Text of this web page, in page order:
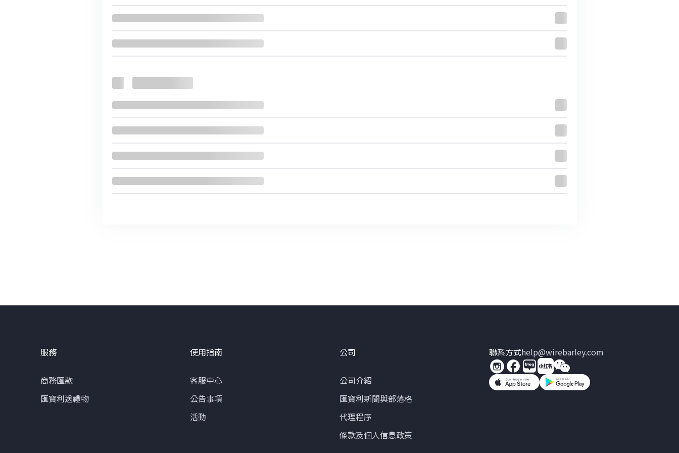
服務
商務匯款
匯寶利送禮物
使用指南
客服中心
公告事項
活動
公司
公司介紹
匯寶利新聞與部落格
代理程序
條款及個人信息政策
聯系方式help@wirebarley.com